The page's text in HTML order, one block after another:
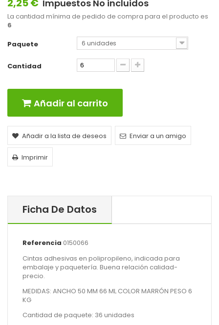
2,25 € Impuestos No incluidos
La cantidad mínima de pedido de compra para el producto es
6
Paquete 6 unidades
Cantidad
Añadir al carrito
Añadir a la lista de deseos Enviar a un amigo
Imprimir
Ficha De Datos
Referencia 0150066
Cintas adhesivas en polipropileno, indicada para
embalaje y paquetería. Buena relación calidad-
precio.
MEDIDAS: ANCHO 50 MM 66 ML COLOR MARRÓN PESO 6
KG
Cantidad de paquete: 36 unidades